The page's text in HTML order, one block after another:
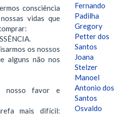
consciência
vidas que
os nossos
alguns não nos
nosso favor e
mais difícil:
Fernando
Padilha
Gregory
Petter dos
Santos
Joana
Stelzer
Manoel
Antonio dos
Santos
Osvaldo